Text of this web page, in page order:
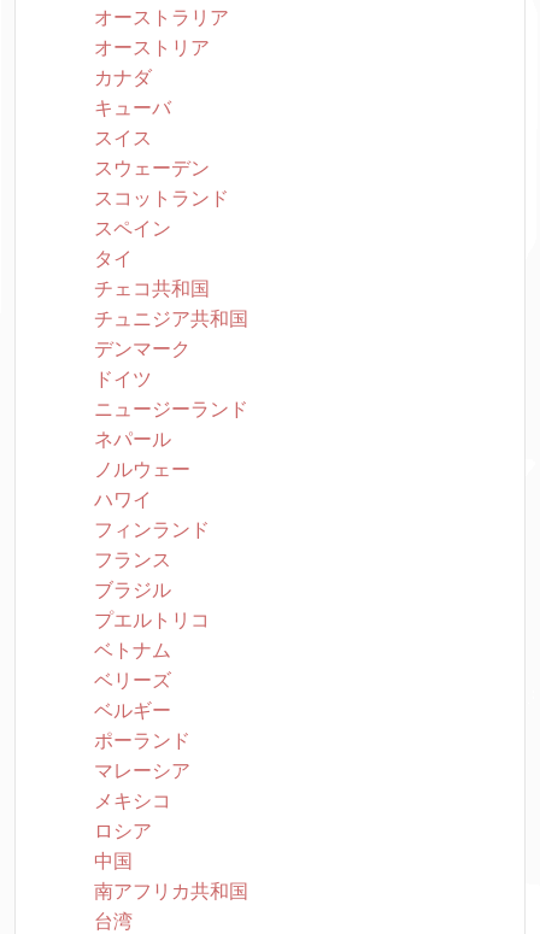
オーストラリア
オーストリア
カナダ
キューバ
スイス
スウェーデン
スコットランド
スペイン
タイ
チェコ共和国
チュニジア共和国
デンマーク
ドイツ
ニュージーランド
ネパール
ノルウェー
ハワイ
フィンランド
フランス
ブラジル
プエルトリコ
ベトナム
ベリーズ
ベルギー
ポーランド
マレーシア
メキシコ
ロシア
中国
南アフリカ共和国
台湾